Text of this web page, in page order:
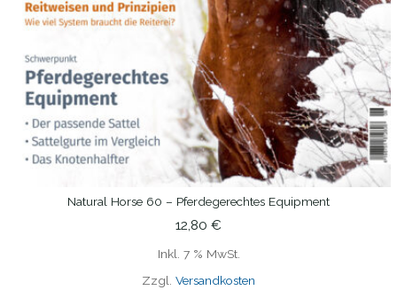
IN DEN WARENKORB
Natural Horse 60 – Pferdegerechtes Equipment
12,80 €
Inkl. 7 % MwSt.
Zzgl. Versandkosten